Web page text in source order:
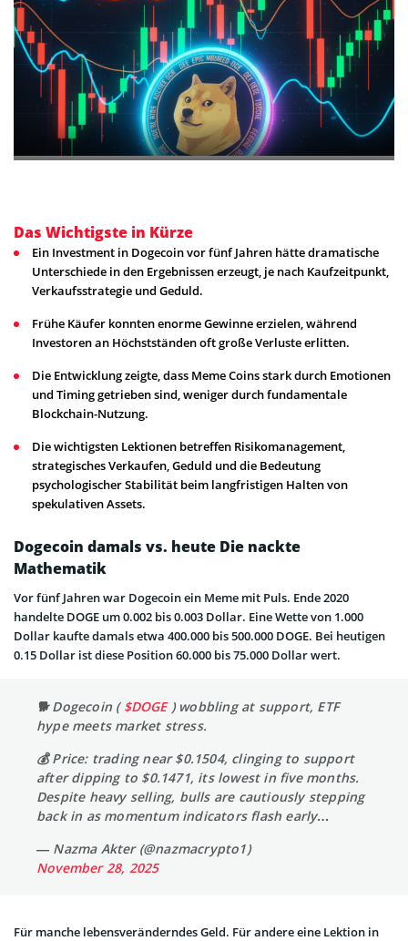
Das Wichtigste in Kürze
Ein Investment in Dogecoin vor fünf Jahren hätte dramatische
Unterschiede in den Ergebnissen erzeugt, je nach Kaufzeitpunkt,
Verkaufsstrategie und Geduld.
Frühe Käufer konnten enorme Gewinne erzielen, während
Investoren an Höchstständen oft große Verluste erlitten.
Die Entwicklung zeigte, dass Meme Coins stark durch Emotionen
und Timing getrieben sind, weniger durch fundamentale
Blockchain-Nutzung.
Die wichtigsten Lektionen betreffen Risikomanagement,
strategisches Verkaufen, Geduld und die Bedeutung
psychologischer Stabilität beim langfristigen Halten von
spekulativen Assets.
Dogecoin damals vs. heute Die nackte
Mathematik
Vor fünf Jahren war Dogecoin ein Meme mit Puls. Ende 2020
handelte DOGE um 0.002 bis 0.003 Dollar. Eine Wette von 1.000
Dollar kaufte damals etwa 400.000 bis 500.000 DOGE. Bei heutigen
0.15 Dollar ist diese Position 60.000 bis 75.000 Dollar wert.
🐕 Dogecoin ($DOGE) wobbling at support, ETF
hype meets market stress.
💰 Price: trading near $0.1504, clinging to support
after dipping to $0.1471, its lowest in five months.
Despite heavy selling, bulls are cautiously stepping
back in as momentum indicators flash early…
— Nazma Akter (@nazmacrypto1)
November 28, 2025
Für manche lebensveränderndes Geld. Für andere eine Lektion in